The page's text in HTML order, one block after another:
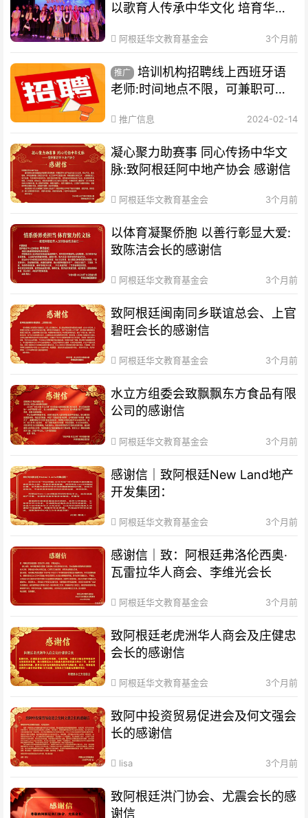
以歌育人传承中华文化 培育华裔
阿根廷华文教育基金会 3个月前
推广
培训机构招聘线上西班牙语
老师:时间地点不限，可兼职可全
推广信息 2024-02-14
凝心聚力助赛事 同心传扬中华文
脉:致阿根廷阿中地产协会 感谢信
阿根廷华文教育基金会 3个月前
以体育凝聚侨胞 以善行彰显大爱:
致陈洁会长的感谢信
阿根廷华文教育基金会 3个月前
致阿根廷闽南同乡联谊总会、上官
碧旺会长的感谢信
阿根廷华文教育基金会 3个月前
水立方组委会致飘飘东方食品有限
公司的感谢信
阿根廷华文教育基金会 3个月前
感谢信｜致阿根廷New Land地产
开发集团：
阿根廷华文教育基金会 3个月前
感谢信｜致：阿根廷弗洛伦西奥·
瓦雷拉华人商会、李维光会长
阿根廷华文教育基金会 3个月前
致阿根廷老虎洲华人商会及庄健忠
会长的感谢信
阿根廷华文教育基金会 3个月前
致阿中投资贸易促进会及何文强会
长的感谢信
lisa 3个月前
致阿根廷洪门协会、尤震会长的感
谢信